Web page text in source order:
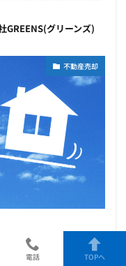
GREENS(グリーンズ)
不動産売却
すすめ比較ランキング
電話 TOPへ